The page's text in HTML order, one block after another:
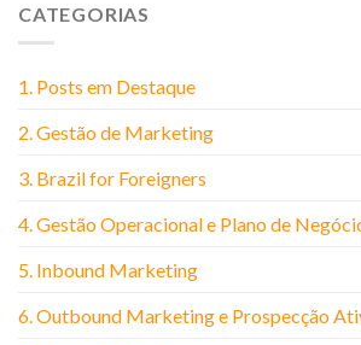
CATEGORIAS
1. Posts em Destaque
2. Gestão de Marketing
3. Brazil for Foreigners
4. Gestão Operacional e Plano de
5. Inbound Marketing
6. Outbound Marketing e Prospecção